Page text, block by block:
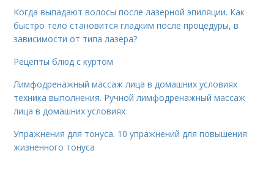
Когда выпадают волосы после лазерной эпиляции. Как
быстро тело становится гладким после процедуры, в
зависимости от типа лазера?
Рецепты блюд с куртом
Лимфодренажный массаж лица в домашних условиях
техника выполнения. Ручной лимфодренажный массаж
лица в домашних условиях
Упражнения для тонуса. 10 упражнений для повышения
жизненного тонуса